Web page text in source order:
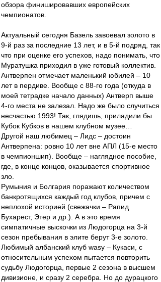
обзора финишировавших европейских
чемпионатов.
Актуальный сегодня Базель завоевал золото в
9-й раз за последние 13 лет, и в 5-й подряд, так
что при оценке его успехов, надо понимать, что
Муратушка приходил в уже готовый коллектив.
Антверпен отмечает маленький юбилей – 10
лет в пердиве. Вообще с 88-го года (откуда в
моей тетрадке начало данных) Антверп выше
4-го места не залезал. Надо же было случиться
несчастью 1993! Так, глядишь, приладили бы
Кубок Кубков в нашем клубном музее…
Другой наш любимец – Лидс – достоин
Антверпена: ровно 10 лет вне АПЛ (15-е место
в чемпионшип). Вообще – наглядное пособие,
где, в конце концов, оказывается спортивное
зло.
Румыния и Болгария поражают количеством
банкротящихся каждый год клубов, причем с
неплохой историей (свежачки – Рапид
Бухарест, Этер и др.). А в это время
симпатичные выскочки из Людогорца на 3-й
сезон пребывания в элите берут 3-е золото.
Любимый албанский клуб wasy – Кукаси, с
относительным успехом пытается повторить
судьбу Людогорца, первые 2 сезона в высшем
дивизионе, и сразу 2 серебра. Но до дурацкого